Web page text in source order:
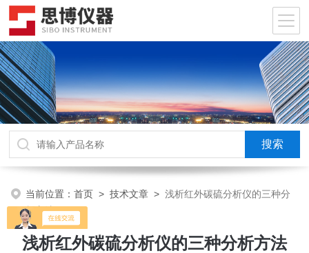
当前位置：首页 >技术文章 >浅析红外碳硫分析仪的三种分
析方法
浅析红外碳硫分析仪的三种分析方法